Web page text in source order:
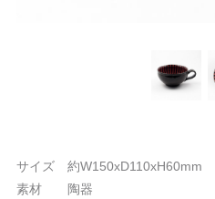
サイズ 約W150xD110xH60mm
素材 陶器